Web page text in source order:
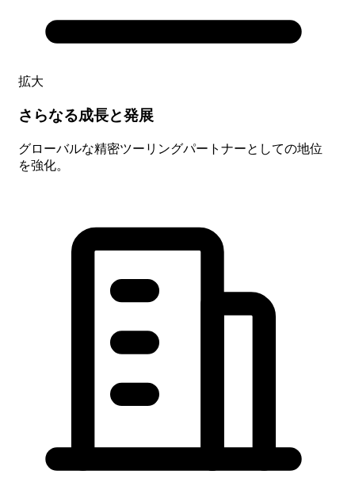
拡大
さらなる成長と発展
グローバルな精密ツーリングパートナーとしての地位
を強化。